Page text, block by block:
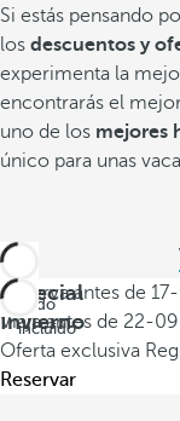
Si estás pensando
los descuentos y
experimenta la
encontrarás el
uno de los mejores
único para unas
Especial
Invierno
Todo
incluido
Reserva antes de
Viaja antes de 22-
Oferta exclusiva
Reservar